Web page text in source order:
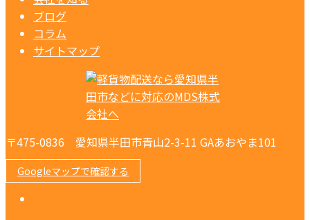
ブログ
コラム
サイトマップ
〒475-0836 愛知県半田市青山2-3-11 GAあおやま101
Googleマップで確認する